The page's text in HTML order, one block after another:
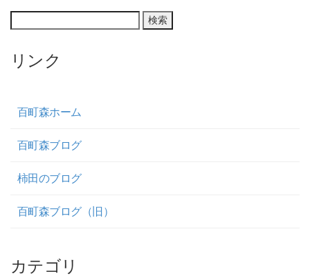
リンク
百町森ホーム
百町森ブログ
柿田のブログ
百町森ブログ（旧）
カテゴリ